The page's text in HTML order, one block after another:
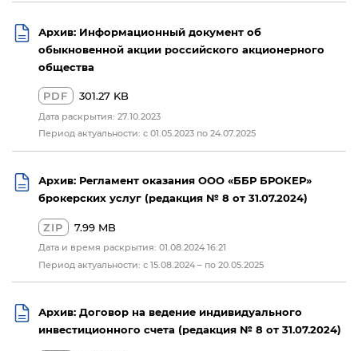
Архив: Информационный документ об
обыкновенной акции российского акционерного
общества
PDF 301.27 KB
Дата раскрытия: 27.10.2023
Период актуальности: с 01.05.2023 по 24.07.2025
Архив: Регламент оказания ООО «ББР БРОКЕР»
брокерских услуг (редакция № 8 от 31.07.2024)
ZIP 7.99 MB
Дата и время раскрытия: 01.08.2024 16:21
Период актуальности: с 15.08.2024 – по 20.05.2025
Архив: Договор на ведение индивидуального
инвестиционного счета (редакция № 8 от 31.07.2024)